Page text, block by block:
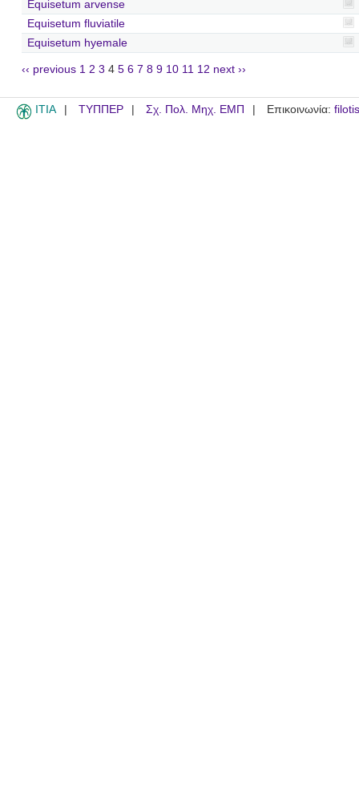
Equisetum arvense
Equisetum fluviatile
Equisetum hyemale
‹‹ previous 1 2 3 4 5 6 7 8 9 10 11 12 next ››
ITIA ΤΥΠΠΕΡ Σχ. Πολ. Μηχ. ΕΜΠ Επικοινωνία: